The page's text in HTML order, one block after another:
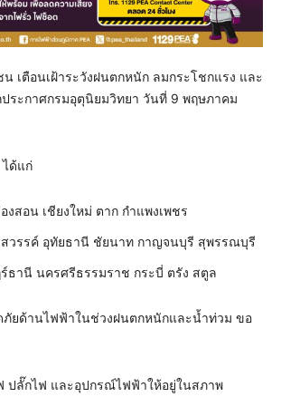
น เตือนเฝ้าระวังฝนตกหนัก ลมกระโชกแรง และ
ระกาศกรมอุตุนิยมวิทยา วันที่ 9 พฤษภาคม
ด้แก่
งสอน เชียงใหม่ ตาก กำแพงเพชร
วรรค์ อุทัยธานี ชัยนาท กาญจนบุรี สุพรรณบุรี
ธานี นครศรีธรรมราช กระบี่ ตรัง สตูล
ภัยด้านไฟฟ้าในช่วงฝนตกหนักและน้ำท่วม ขอ
ปลั๊กไฟ และอุปกรณ์ไฟฟ้าให้อยู่ในสภาพ